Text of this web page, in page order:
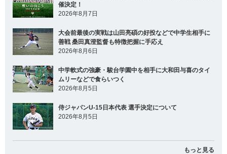
催決定！
2026年8月7日
大会前最後の実戦は山田亮碩の好投などで中学生相手に
善戦 桑田真澄監督も特徴把握に手応え
2026年8月6日
中学軟式の強豪・駿台学園中を相手に大和田与喜のタイ
ムリーなどで食らいつく
2026年8月5日
侍ジャパンU-15日本代表 選手決定について
2026年8月5日
もっと見る